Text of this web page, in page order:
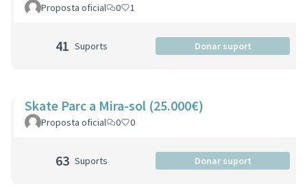
Proposta oficial 0 1
41 Suports Donar suport
Skate Parc a Mira-sol (25.000€)
Proposta oficial 0 0
63 Suports Donar suport